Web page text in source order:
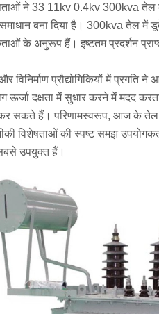
ने 33 11kv 0.4kv 300kva तेल में
बना दिया है। 300kva तेल में
के अनुरूप हैं। इष्टतम प्रदर्शन
विनिर्माण प्रौद्योगिकियों में
ऊर्जा दक्षता में सुधार करने में मदद
सकते हैं। परिणामस्वरूप, आज के तेल में
विशेषताओं की स्पष्ट समझ
उपयुक्त हैं।